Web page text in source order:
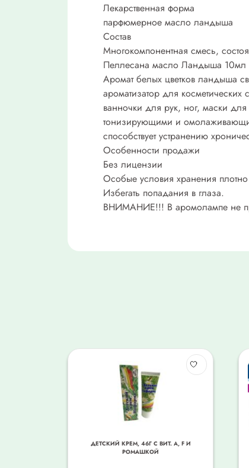
Лекарственная форма
парфюмерное масло ландыша
Состав
Многокомпонентная смесь,
Пеллесана масло Ландыша 10мл
Аромат белых цветков ландыша
ароматизатор для
ванночки для рук, ног, маски
тонизирующими и
способствует устранению
Особенности продажи
Без лицензии
Особые условия хранения
Избегать попадания в глаза.
ВНИМАНИЕ!!! В аромолампе не
ДЕТСКИЙ КРЕМ, 46Г С ВИТ. A, F И
РОМАШКОЙ